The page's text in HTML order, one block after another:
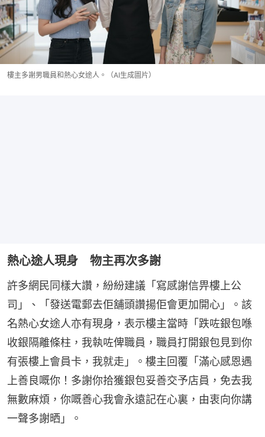
樓主多謝男職員和熱心女途人。（AI生成圖片）
熱心途人現身 物主再次多謝
許多網民同樣大讚，紛紛建議「寫感謝信畀樓上公
司」、「發送電郵去佢舖頭讚揚佢會更加開心」。該
名熱心女途人亦有現身，表示樓主當時「跌咗銀包喺
收銀隔離條柱，我執咗俾職員，職員打開銀包見到你
有張樓上會員卡，我就走」。樓主回覆「滿心感恩遇
上善良嘅你！多謝你拾獲銀包妥善交予店員，免去我
無數麻煩，你嘅善心我會永遠記在心裏，由衷向你講
一聲多謝晒」。